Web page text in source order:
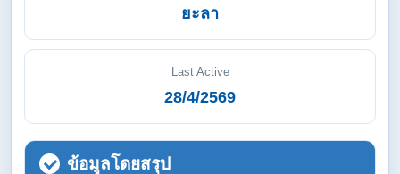
ยะลา
Last Active
28/4/2569
ข้อมูลโดยสรุป